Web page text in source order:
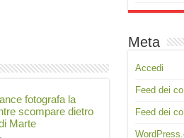
fotografa la
scompare dietro
Marte
Meta
Accedi
Feed dei
Feed dei